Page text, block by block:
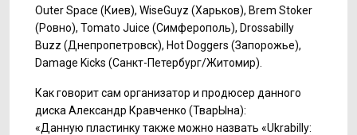
Outer Space (Киев), WiseGuyz (Харьков), Brem Stoker
(Ровно), Tomato Juice (Симферополь), Drossabilly
Buzz (Днепропетровск), Hot Doggers (Запорожье),
Damage Kicks (Санкт-Петербург/Житомир).
Как говорит сам организатор и продюсер данного
диска Александр Кравченко (ТварЫна):
«Данную пластинку также можно назвать «Ukrabilly: